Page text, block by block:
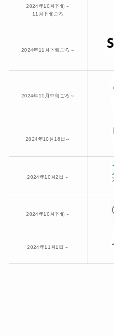
2024年10月下旬～
11月下旬ごろ
2024年11月下旬ごろ～
2024年11月中旬ごろ～
2024年10月16日～
2024年10月2日～
2024年10月下旬～
2024年11月1日～